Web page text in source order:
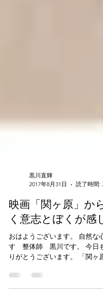
黒川直輝
2017年8月31日
読了時間:
映画「関ヶ原」か
く意志とぼくが感
おはようございます。 自然な